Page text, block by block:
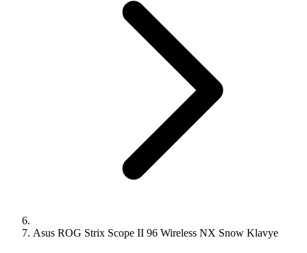
Asus ROG Strix Scope II 96 Wireless NX Snow Klavye